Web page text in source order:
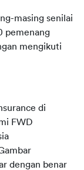
masing senilai
pemenang
mengikuti
di
FWD
dengan benar